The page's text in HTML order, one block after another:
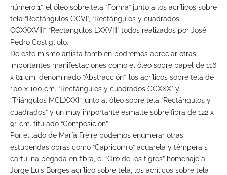
número 1”, el óleo sobre tela “Forma” junto a los acrílicos sobre
tela “Rectángulos CCVI”, “Rectángulos y cuadrados
CCXXXVIII”, “Rectángulos LXXVIII” todos realizados por José
Pedro Costigliolo.
De este mismo artista también podremos apreciar otras
importantes manifestaciones como el óleo sobre papel de 116
x 81 cm. denominado “Abstracción”, los acrílicos sobre tela de
100 x 100 cm. “Rectángulos y cuadrados CCXXX” y
“Triángulos MCLXXXI” junto al óleo sobre tela “Rectángulos y
cuadrados” y un muy importante esmalte sobre fibra de 122 x
91 cm. titulado “Composición”
Por el lado de María Freire podemos enumerar otras
estupendas obras como “Capricornio” acuarela y témpera s
cartulina pegada en fibra, el “Oro de los tigres” homenaje a
Jorge Luis Borges acrílico sobre tela, los acrílicos sobre tela